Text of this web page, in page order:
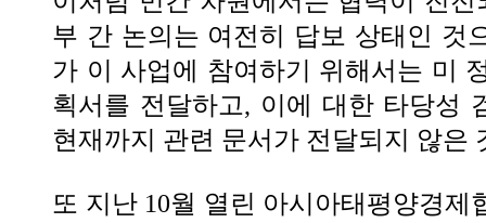
부 간 논의는 여전히 답보 상태인 것
가 이 사업에 참여하기 위해서는 미
획서를 전달하고, 이에 대한 타당성
현재까지 관련 문서가 전달되지 않은
또 지난 10월 열린 아시아태평양경제